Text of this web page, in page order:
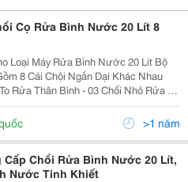
Cọ Rửa Bình Nước 20 Lít 8
Loại Máy Rửa Bình Nước 20 Lit Bộ
8 Cái Chội Ngắn Dại Khác Nhau
>1 năm
Cấp Chổi Rửa Bình Nước 20 Lít,
Nước Tinh Khiết